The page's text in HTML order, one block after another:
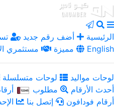
الرئيسية أضف رقم جديد
مميزة
مستثمري English
لوحات مواليد لوحات متسلسلة
أحدث الأرقام
مطلوب
أرقام فودافون
إتصل بنا